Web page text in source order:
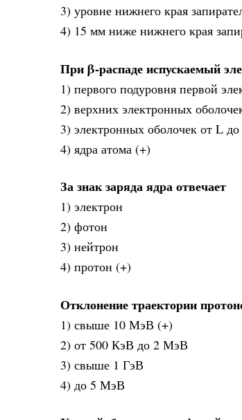
3) уровне нижнего края
4) 15 мм ниже нижнего края
При β-распаде испускаемый
1) первого подуровня первой
2) верхних электронных
3) электронных оболочек от L
4) ядра атома (+)
За знак заряда ядра отвечает
1) электрон
2) фотон
3) нейтрон
4) протон (+)
Отклонение траектории
1) свыше 10 МэВ (+)
2) от 500 КэВ до 2 МэВ
3) свыше 1 ГэВ
4) до 5 МэВ